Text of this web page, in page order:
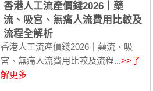
香港人工流產價錢2026｜藥
流、吸宮、無痛人流費用比較及
流程全解析
香港人工流產價錢2026｜藥流、吸
宮、無痛人流費用比較及流程...>>了
解更多